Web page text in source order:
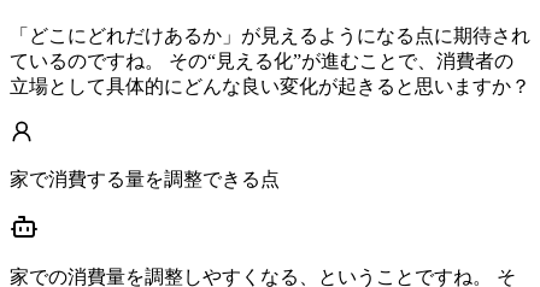
「どこにどれだけあるか」が見えるようになる点に期待され
ているのですね。 その“見える化”が進むことで、消費者の
立場として具体的にどんな良い変化が起きると思いますか？
家で消費する量を調整できる点
家での消費量を調整しやすくなる、ということですね。 そ